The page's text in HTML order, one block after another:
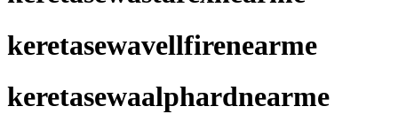
keretasewavellfirenearme
keretasewaalphardnearme